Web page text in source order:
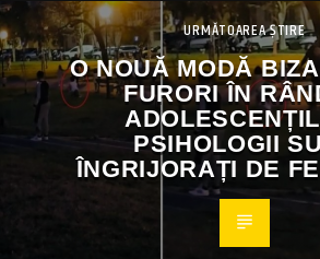
URMĂTOAREA ȘTIRE
O NOUĂ MODĂ
FURORI ÎN
PSIHOLOGII
ÎNGRIJORAȚI DE